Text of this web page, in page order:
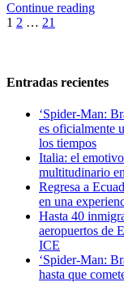
Continue reading
Paginación
1 2 … 21
Entradas recientes
‘Spider-Man:
es oficialmente
los tiempos
Italia: el
multitudinario
Regresa a
en una
Hasta 40
aeropuertos de
ICE
‘Spider-Man:
hasta que